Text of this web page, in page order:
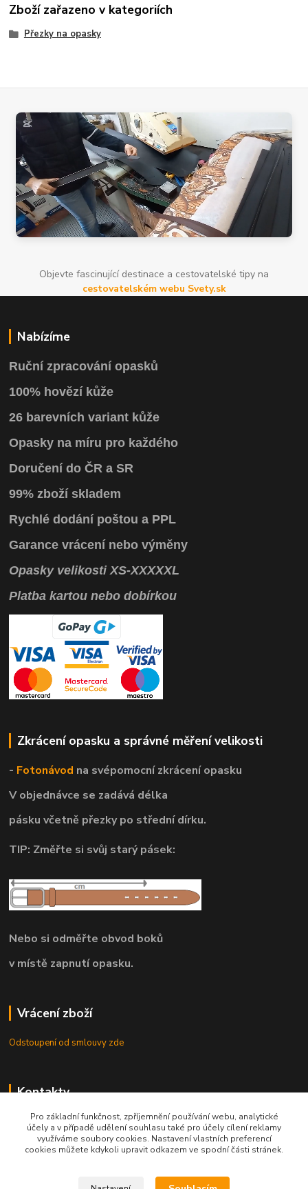
Zboží zařazeno v kategoriích
Přezky na opasky
Objevte fascinující destinace a cestovatelské tipy na
cestovatelském webu Svety.sk
Nabízíme
Ruční zpracování opasků
100% hovězí kůže
26 barevních variant kůže
Opasky na míru pro každého
Doručení do ČR a SR
99% zboží skladem
Rychlé dodání poštou a PPL
Garance vrácení nebo výměny
OpaskyvelikostiXS-XXXXXL
Platba kartou nebo dobírkou
Zkrácení opasku a správné měření velikosti
- Fotonávod na svépomocnízkrácení opasku
V objednávce se zadává délka
pásku včetně přezky po střední dírku.
TIP: Změřte si svůj starý pásek:
Nebo si odměřte obvod boků
v místě zapnutí opasku.
Vrácení zboží
Odstoupení od smlouvy zde
Kontakty
8.00 - 22.00 / info@opasky.biz
Pro základní funkčnost, zpříjemnění používání webu, analytické
účely a v případě udělení souhlasu také pro účely cílení reklamy
využíváme soubory cookies. Nastavení vlastních preferencí
cookies můžete kdykoli upravit odkazem ve spodní části stránek.